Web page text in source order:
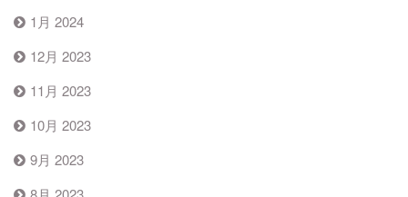
1月 2024
12月 2023
11月 2023
10月 2023
9月 2023